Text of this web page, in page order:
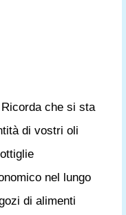
che si sta
di vostri oli
nel lungo
di alimenti